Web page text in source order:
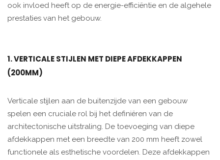
ook invloed heeft op de energie-efficiëntie en de algehele
prestaties van het gebouw.
1. VERTICALE STIJLEN MET DIEPE AFDEKKAPPEN
(200MM)
Verticale stijlen aan de buitenzijde van een gebouw
spelen een cruciale rol bij het definiëren van de
architectonische uitstraling. De toevoeging van diepe
afdekkappen met een breedte van 200 mm heeft zowel
functionele als esthetische voordelen. Deze afdekkappen